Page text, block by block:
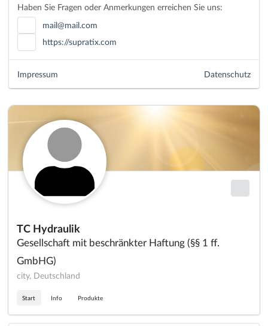
TC Hydraulik
Gesellschaft mit beschränkter Haftung (§§ 1 ff.
GmbHG)
city, Deutschland
Start Info Produkte
Haben Sie Fragen oder Anmerkungen erreichen Sie uns:
mail@mail.com
https://supratix.com
Datenschutz
Impressum